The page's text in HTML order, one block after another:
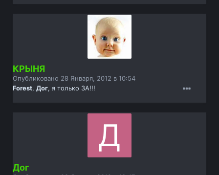
КРЫНЯ
Опубликовано 28 Января, 2012 в 10:54
Forest,Дог, я только ЗА!!!
Дог